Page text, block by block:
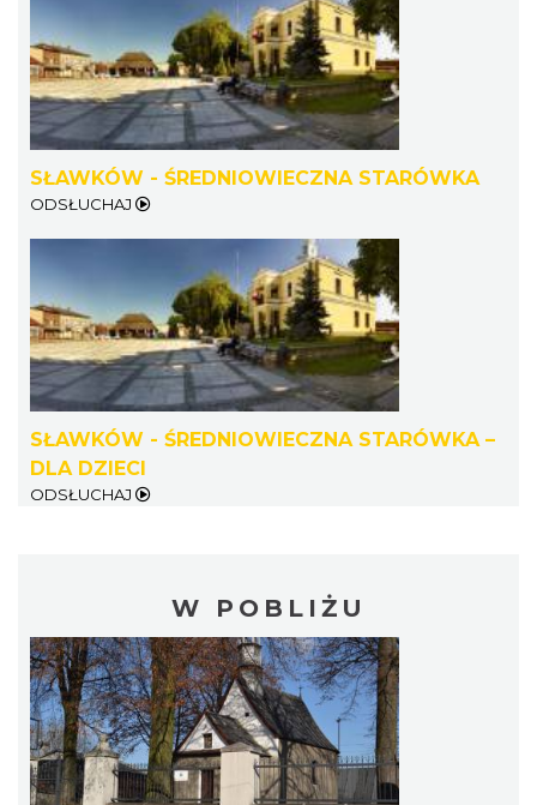
SŁAWKÓW - ŚREDNIOWIECZNA STARÓWKA
ODSŁUCHAJ
SŁAWKÓW - ŚREDNIOWIECZNA STARÓWKA –
DLA DZIECI
ODSŁUCHAJ
W POBLIŻU